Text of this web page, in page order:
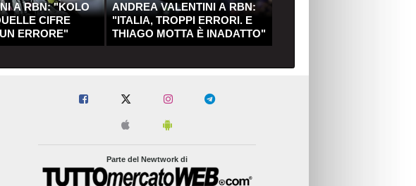
A RBN: "KOLO
CIFRE
ERRORE"
ANDREA VALENTINI A RBN:
"ITALIA, TROPPI ERRORI. E
THIAGO MOTTA È INADATTO"
Parte del Newtwork di